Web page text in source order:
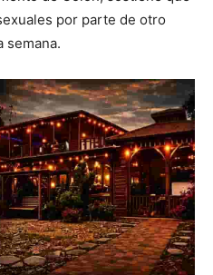
por parte de otro
semana.